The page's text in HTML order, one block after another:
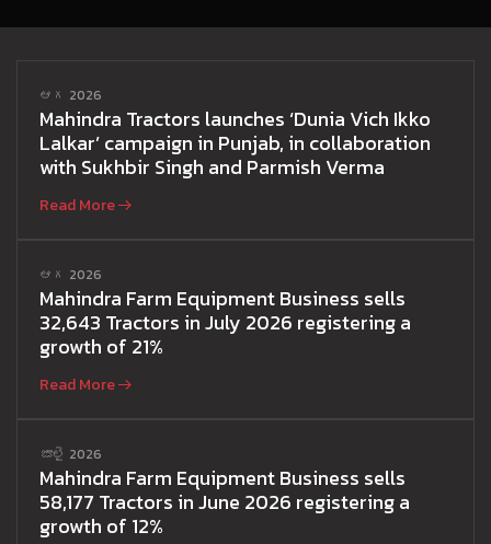
ఆగ 2026
Mahindra Tractors launches ‘Dunia Vich Ikko
Lalkar’ campaign in Punjab, in collaboration
with Sukhbir Singh and Parmish Verma
Read More
ఆగ 2026
Mahindra Farm Equipment Business sells
32,643 Tractors in July 2026 registering a
growth of 21%
Read More
జూలై 2026
Mahindra Farm Equipment Business sells
58,177 Tractors in June 2026 registering a
growth of 12%